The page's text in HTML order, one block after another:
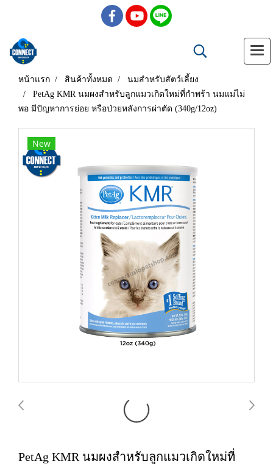
หน้าแรก สินค้าทั้งหมด
นมสำหรับสัตว์เลี้ยง
PetAg KMR นมผงสำหรับลูกแมวเกิดใหม่ที่กำพร้า นมแม่ไม่
พอ มีปัญหาการย่อย หรือป่วยหลังการผ่าตัด (340g/12oz)
New
PetAg KMR นมผงสำหรับลูกแมวเกิดใหม่ที่